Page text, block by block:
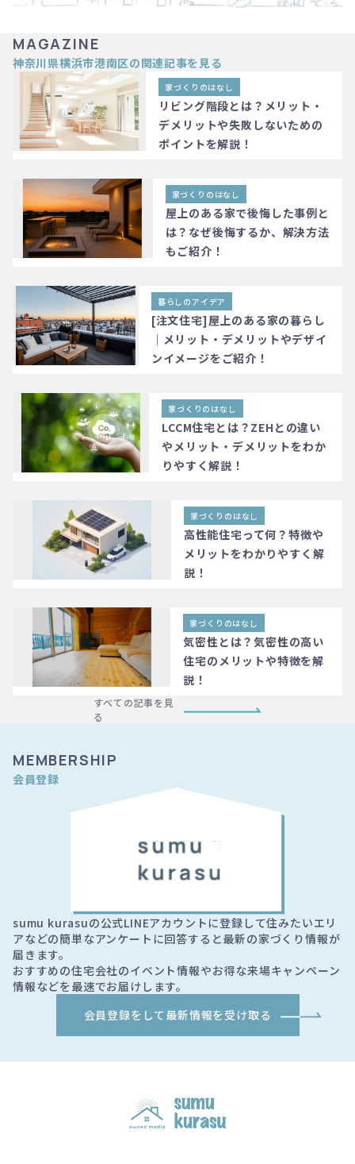
MAGAZINE
神奈川県横浜市港南区の関連記事を見る
家づくりのはなし
リビング階段とは？メリット・
デメリットや失敗しないための
ポイントを解説！
家づくりのはなし
屋上のある家で後悔した事例と
は？なぜ後悔するか、解決方法
もご紹介！
暮らしのアイデア
[注文住宅]屋上のある家の暮らし
｜メリット・デメリットやデザイ
ンイメージをご紹介！
家づくりのはなし
LCCM住宅とは？ZEHとの違い
やメリット・デメリットをわか
りやすく解説！
家づくりのはなし
高性能住宅って何？特徴や
メリットをわかりやすく解
説！
家づくりのはなし
気密性とは？気密性の高い
住宅のメリットや特徴を解
説！
すべての記事を見
る
MEMBERSHIP
会員登録
sumu kurasuの公式LINEアカウントに登録して住みたいエリ
アなどの簡単なアンケートに回答すると最新の家づくり情報が
届きます。
おすすめの住宅会社のイベント情報やお得な来場キャンペーン
情報などを最速でお届けします。
会員登録をして最新情報を受け取る